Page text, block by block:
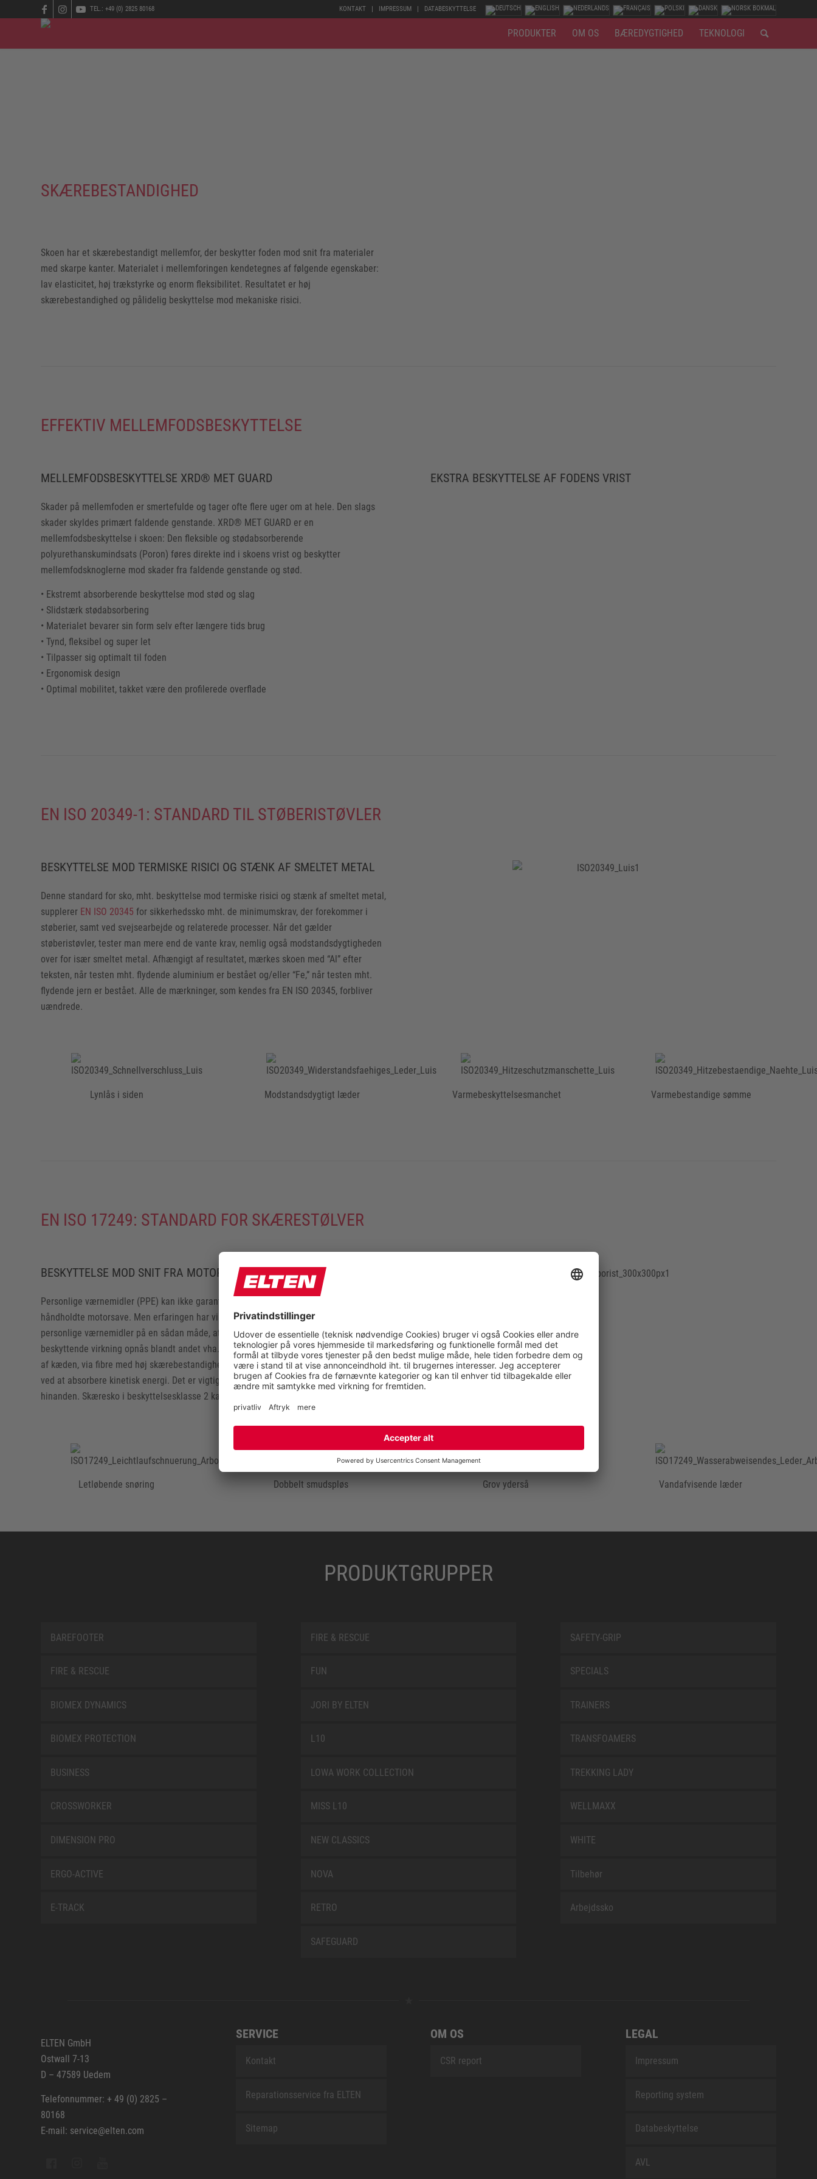
KONTAKT IMPRESSUM DATABESKYTTELSE
TEL.: +49 (0) 2825 80168
PRODUKTER OM OS BÆREDYGTIGHED TEKNOLOGI
SKÆREBESTANDIGHED
Skoen har et skærebestandigt mellemfor, der beskytter foden mod snit fra materialer
med skarpe kanter. Materialet i mellemforingen kendetegnes af følgende egenskaber:
lav elasticitet, høj trækstyrke og enorm fleksibilitet. Resultatet er høj
skærebestandighed og pålidelig beskyttelse mod mekaniske risici.
EFFEKTIV MELLEMFODSBESKYTTELSE
MELLEMFODSBESKYTTELSE XRD® MET GUARD
Skader på mellemfoden er smertefulde og tager ofte flere uger om at hele. Den slags
skader skyldes primært faldende genstande. XRD® MET GUARD er en
mellemfodsbeskyttelse i skoen: Den fleksible og stødabsorberende
polyurethanskumindsats (Poron) føres direkte ind i skoens vrist og beskytter
mellemfodsknoglerne mod skader fra faldende genstande og stød.
• Ekstremt absorberende beskyttelse mod stød og slag
• Slidstærk stødabsorbering
• Materialet bevarer sin form selv efter længere tids brug
• Tynd, fleksibel og super let
• Tilpasser sig optimalt til foden
• Ergonomisk design
• Optimal mobilitet, takket være den profilerede overflade
EKSTRA BESKYTTELSE AF FODENS VRIST
EN ISO 20349-1: STANDARD TIL STØBERISTØVLER
BESKYTTELSE MOD TERMISKE RISICI OG STÆNK AF SMELTET METAL
Denne standard for sko, mht. beskyttelse mod termiske risici og stænk af smeltet metal,
supplerer EN ISO 20345 for sikkerhedssko mht. de minimumskrav, der forekommer i
støberier, samt ved svejsearbejde og relaterede processer. Når det gælder
støberistøvler, tester man mere end de vante krav, nemlig også modstandsdygtigheden
over for især smeltet metal. Afhængigt af resultatet, mærkes skoen med “Al” efter
teksten, når testen mht. flydende aluminium er bestået og/eller “Fe,” når testen mht.
flydende jern er bestået. Alle de mærkninger, som kendes fra EN ISO 20345, forbliver
uændrede.
Lynlås i siden Modstandsdygtigt læder Varmebeskyttelsesmanchet Varmebestandige sømme
EN ISO 17249: STANDARD FOR SKÆRESTØLVER
BESKYTTELSE MOD SNIT FRA MOTORSAVE
Personlige værnemidler (PPE) kan ikke garantere 100% beskyttelse mod snitsår fra
håndholdte motorsave. Men erfaringen har vist, at det er muligt at designe de
personlige værnemidler på en sådan måde, at de giver en høj grad af beskyttelse. Den
beskyttende virkning opnås blandt andet vha. følgende funktionsprincip: Opbremsning
af kæden, via fibre med høj skærebestandighed, hvilket reducerer kædehastigheden,
ved at absorbere kinetisk energi. Det er vigtigt, at skoene og bukserne overlapper
hinanden. Skæresko i beskyttelsesklasse 2 kan modstå kædehastigheder på 24 m/s.
Letløbende snøring Dobbelt smudspløs Grov yderså Vandafvisende læder
PRODUKTGRUPPER
BAREFOOTER
FIRE & RESCUE
BIOMEX DYNAMICS
BIOMEX PROTECTION
BUSINESS
CROSSWORKER
DIMENSION PRO
ERGO-ACTIVE
E-TRACK
FIRE & RESCUE
FUN
JORI BY ELTEN
L10
LOWA WORK COLLECTION
MISS L10
NEW CLASSICS
NOVA
RETRO
SAFEGUARD
SAFETY-GRIP
SPECIALS
TRAINERS
TRANSFOAMERS
TREKKING LADY
WELLMAXX
WHITE
Tilbehør
Arbejdssko
ELTEN GmbH
Ostwall 7-13
D – 47589 Uedem
Telefonnummer: + 49 (0) 2825 –
80168
E-mail: service@elten.com
SERVICE
Kontakt
Reparationsservice fra ELTEN
Sitemap
OM OS
CSR report
LEGAL
Impressum
Reporting system
Databeskyttelse
AVL